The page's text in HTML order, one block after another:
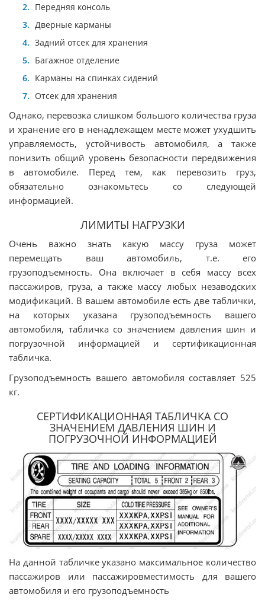
Передняя консоль
Дверные карманы
Задний отсек для хранения
Багажное отделение
Карманы на спинках сидений
Отсек для хранения
Однако, перевозка слишком большого количества груза
и хранение его в ненадлежащем месте может ухудшить
управляемость, устойчивость автомобиля, а также
понизить общий уровень безопасности передвижения
в автомобиле. Перед тем, как перевозить груз,
обязательно ознакомьтесь со следующей
информацией.
ЛИМИТЫ НАГРУЗКИ
Очень важно знать какую массу груза может
перемещать ваш автомобиль, т.е. его
грузоподъемность. Она включает в себя массу всех
пассажиров, груза, а также массу любых незаводских
модификаций. В вашем автомобиле есть две таблички,
на которых указана грузоподъемность вашего
автомобиля, табличка со значением давления шин и
погрузочной информацией и сертификационная
табличка.
Грузоподъемность вашего автомобиля составляет 525
кг.
СЕРТИФИКАЦИОННАЯ ТАБЛИЧКА СО
ЗНАЧЕНИЕМ ДАВЛЕНИЯ ШИН И
ПОГРУЗОЧНОЙ ИНФОРМАЦИЕЙ
На данной табличке указано максимальное количество
пассажиров или пассажировместимость для вашего
автомобиля и его грузоподъемность